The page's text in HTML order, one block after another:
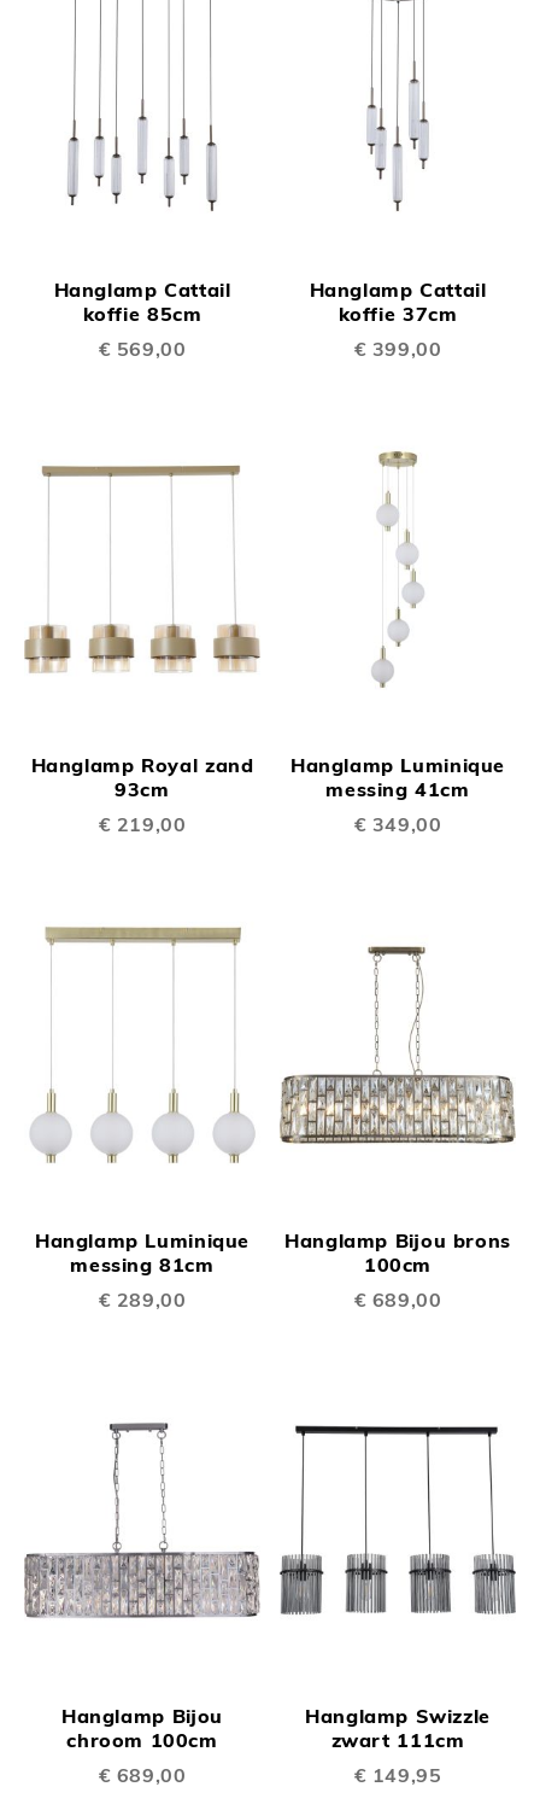
Hanglamp Cattail
koffie 85cm
€ 569,00
Hanglamp Cattail
koffie 37cm
€ 399,00
Hanglamp Royal zand
93cm
€ 219,00
Hanglamp Luminique
messing 41cm
€ 349,00
Hanglamp Luminique
messing 81cm
€ 289,00
Hanglamp Bijou brons
100cm
€ 689,00
Hanglamp Bijou
chroom 100cm
€ 689,00
Hanglamp Swizzle
zwart 111cm
€ 149,95